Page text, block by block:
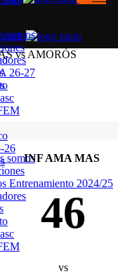
26-27
somos
Entrenamiento 2024/25
somos
26
vs AMORÓS
INF AMA MAS
46
vs